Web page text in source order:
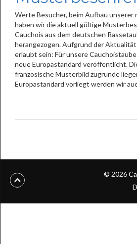
Werte Besucher, beim Aufbau unserer
haben wir die aktuell gültige
Cauchois aus dem deutschen
herangezogen. Aufgrund der
erlaubt sein: Für unsere
neue Europastandard veröffentlicht.
französische Musterbild zugrunde
Europastandard vorliegt werden wir
© 2026